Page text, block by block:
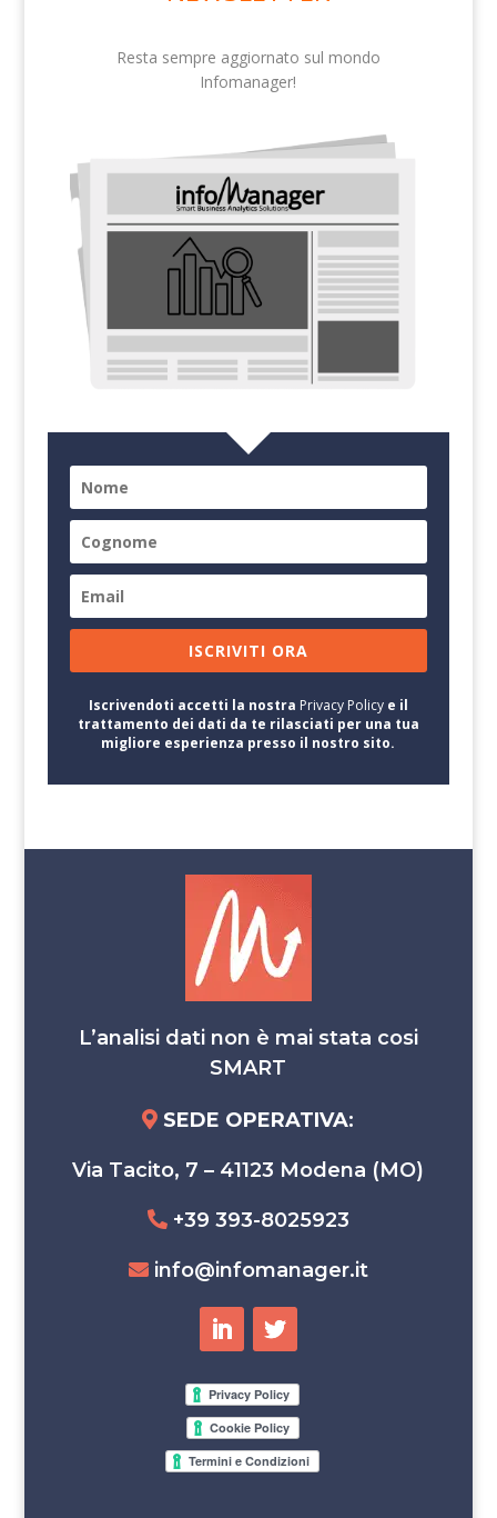
Resta sempre aggiornato sul mondo
Infomanager!
ISCRIVITI ORA
Iscrivendoti accetti la nostra Privacy Policye il
trattamento dei dati da te rilasciati per una tua
migliore esperienza presso il nostro sito.
L’analisi dati non è mai stata cosi
SMART
SEDE OPERATIVA:
Via Tacito, 7 – 41123 Modena (MO)
+39 393-8025923
info@infomanager.it